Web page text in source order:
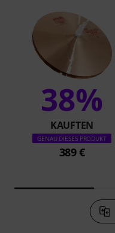
38%
KAUFTEN
GENAU DIESES PRODUKT
389 €